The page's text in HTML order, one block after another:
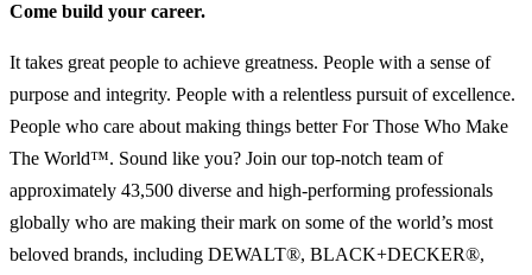
Come build your career.
It takes great people to achieve greatness. People with a sense of
purpose and integrity. People with a relentless pursuit of excellence.
People who care about making things better For Those Who Make
The World™. Sound like you? Join our top-notch team of
approximately 43,500 diverse and high-performing professionals
globally who are making their mark on some of the world’s most
beloved brands, including DEWALT®, BLACK+DECKER®,